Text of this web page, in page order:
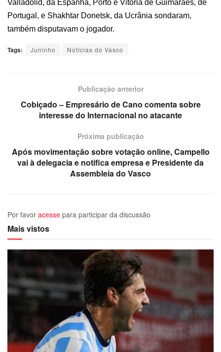
Valladolid, da Espanha, Porto e Vitória de Guimarães, de
Portugal, e Shakhtar Donetsk, da Ucrânia sondaram,
também disputavam o jogador.
Tags: Juninho Notícias do Vasco
Publicação anterior
Cobiçado – Empresário de Cano comenta sobre
interesse do Internacional no atacante
Próxima publicação
Após movimentação sobre votação online, Campello
vai à delegacia e notifica empresa e Presidente da
Assembleia do Vasco
Por favor acesse para participar da discussão
Mais vistos